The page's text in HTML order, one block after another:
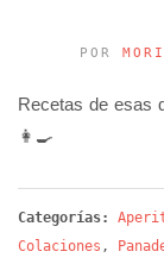
POR
Recetas de esas
👩‍🍳
Categorías:
Colaciones ,